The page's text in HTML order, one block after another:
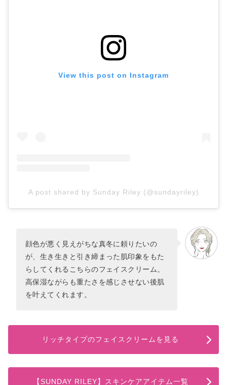
View this post on Instagram
A post shared by Sunday Riley (@sundayriley)
顔色が悪く見えがちな真冬に頼りたいの
が、生き生きと引き締まった肌印象をもた
らしてくれるこちらのフェイスクリーム。
高保湿ながらも重たさを感じさせない後肌
を叶えてくれます。
リッチタイプのフェイスクリームを見る
【SUNDAY RILEY】スキンケアアイテム一覧